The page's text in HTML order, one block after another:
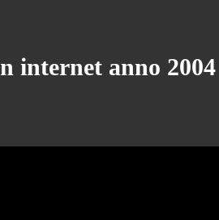
internet anno 2004